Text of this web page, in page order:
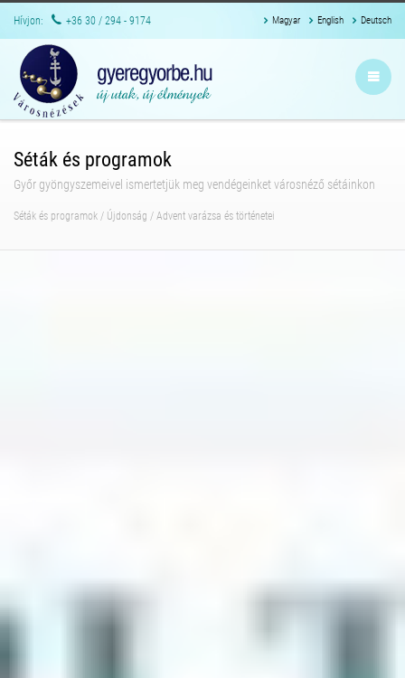
Hívjon: +36 30 / 294 - 9174 Magyar English Deutsch
Séták és programok
Győr gyöngyszemeivel ismertetjük meg vendégeinket városnéző sétáinkon
Séták és programok / Újdonság / Advent varázsa és történetei